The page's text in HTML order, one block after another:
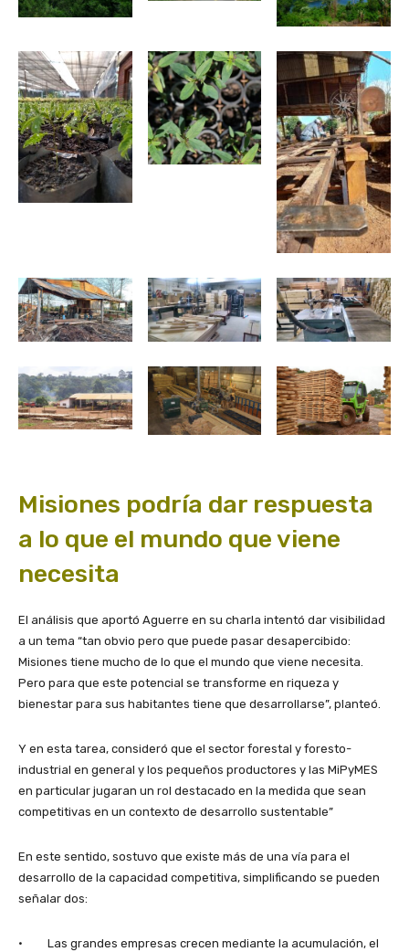
Misiones podría dar respuesta
a lo que el mundo que viene
necesita
El análisis que aportó Aguerre en su charla intentó dar visibilidad
a un tema “tan obvio pero que puede pasar desapercibido:
Misiones tiene mucho de lo que el mundo que viene necesita.
Pero para que este potencial se transforme en riqueza y
bienestar para sus habitantes tiene que desarrollarse”, planteó.
Y en esta tarea, consideró que el sector forestal y foresto-
industrial en general y los pequeños productores y las MiPyMES
en particular jugaran un rol destacado en la medida que sean
competitivas en un contexto de desarrollo sustentable”
En este sentido, sostuvo que existe más de una vía para el
desarrollo de la capacidad competitiva, simplificando se pueden
señalar dos:
· Las grandes empresas crecen mediante la acumulación, el